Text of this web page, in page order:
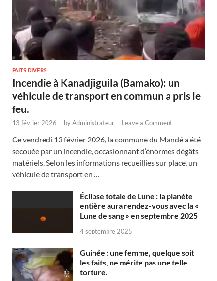
FAITS DIVERS
Incendie à Kanadjiguila (Bamako): un
véhicule de transport en commun a pris le
feu.
13 février 2026 - byAdministrateur - Leave a Comment
Ce vendredi 13 février 2026, la commune du Mandé a été
secouée par un incendie, occasionnant d’énormes dégâts
matériels. Selon les informations recueillies sur place, un
véhicule de transport en …
Éclipse totale de Lune : la planète
entière aura rendez-vous avec la «
Lune de sang » en septembre 2025
4 septembre 2025
Guinée : une femme, quelque soit
les faits, ne mérite pas une telle
torture.